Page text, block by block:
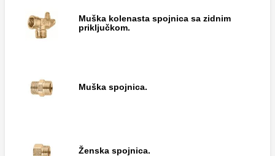
Muška kolenasta spojnica sa zidnim
priključkom.
Muška spojnica.
Ženska spojnica.